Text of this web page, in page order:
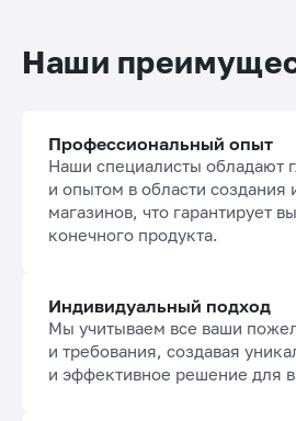
Наши
Профессиональный опыт
Наши специалисты обладают
и опытом в области создания
магазинов, что гарантирует
конечного продукта.
Индивидуальный подход
Мы учитываем все ваши
и требования, создавая
и эффективное решение для